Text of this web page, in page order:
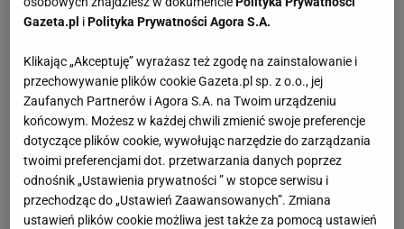
"Grosik" był bardzo aktywny w ofensywie West
dnia z napastnikiem Callumem Robinsonem. Cały
mecz rozpoczął się dla West Bromu bardzo dobrze,
bo już w 8. minuciegrywspomniany Robinson został
sfaulowany w polu karnym przez Willy'ego Boly'ego,
a jedenastkę na gola zamienił Matheus Pereira.
Kilkanaście minut później reprezentant Polski
Gazeta.pl iPolityka Prywatności Agora S.A.
Klikając „Akceptuję” wyrażasz też zgodę na zainstalowanie i
przechowywanie plików cookie Gazeta.pl sp. z o.o., jej
Zaufanych Partnerów i Agora S.A. na Twoim urządzeniu
końcowym. Możesz w każdej chwili zmienić swoje preferencje
dotyczące plików cookie, wywołując narzędzie do zarządzania
twoimi preferencjami dot. przetwarzania danych poprzez
odnośnik „Ustawienia prywatności ” w stopce serwisu i
przechodząc do „Ustawień Zaawansowanych”. Zmiana
ustawień plików cookie możliwa jest także za pomocą ustawień